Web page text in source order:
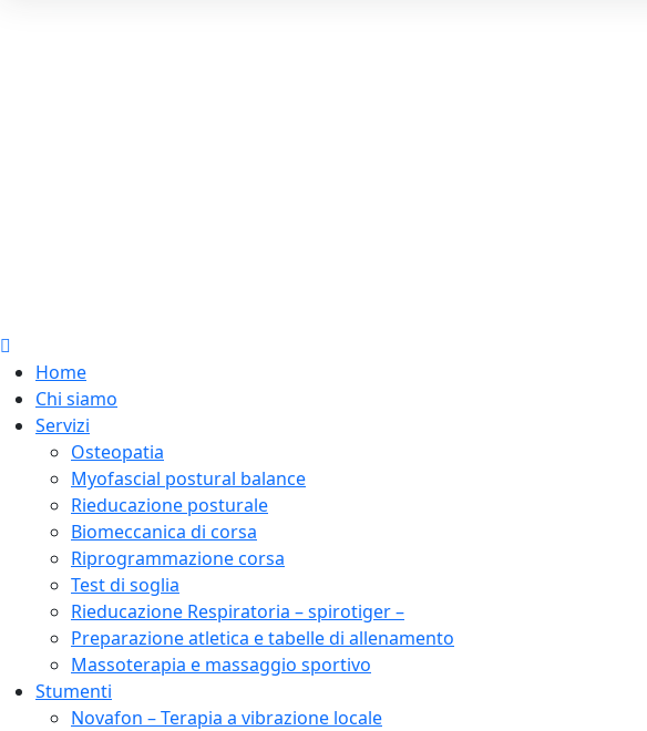
Home
Chi siamo
Servizi
Osteopatia
Myofascial postural balance
Rieducazione posturale
Biomeccanica di corsa
Riprogrammazione corsa
Test di soglia
Rieducazione Respiratoria – spirotiger –
Preparazione atletica e tabelle di allenamento
Massoterapia e massaggio sportivo
Stumenti
Novafon – Terapia a vibrazione locale